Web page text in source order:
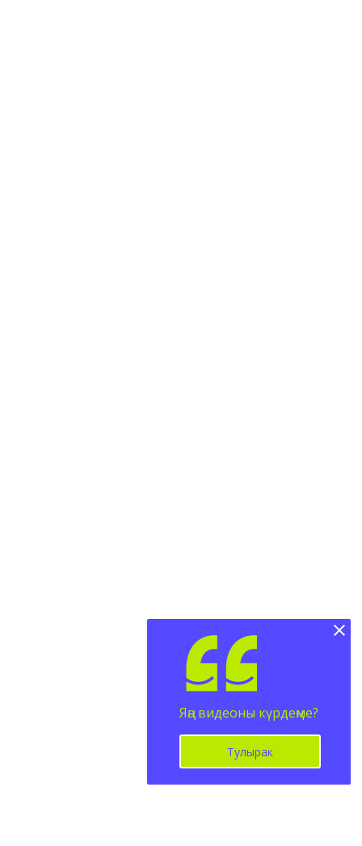
Яңа видеоны күрдеңме?
Тулырак